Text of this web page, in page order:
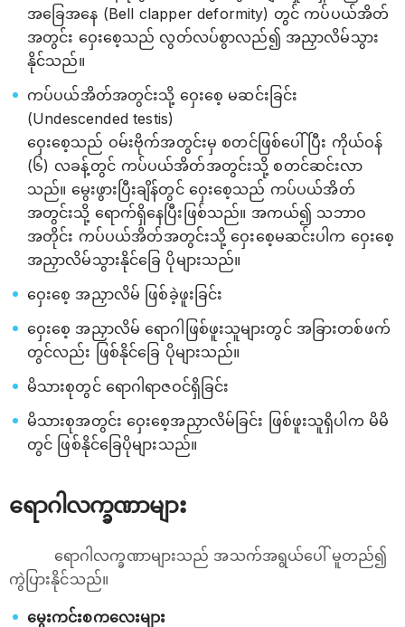
အခြေအနေ (Bell clapper deformity) တွင် ကပ်ပယ်အိတ်
အတွင်း ဝှေးစေ့သည် လွတ်လပ်စွာလည်၍ အညှာလိမ်သွား
နိုင်သည်။
ကပ်ပယ်အိတ်အတွင်းသို့ ဝှေးစေ့ မဆင်းခြင်း
(Undescended testis)
ဝှေးစေ့သည် ဝမ်းဗိုက်အတွင်းမှ စတင်ဖြစ်ပေါ်ပြီး ကိုယ်ဝန်
(၆) လခန့်တွင် ကပ်ပယ်အိတ်အတွင်းသို့ စတင်ဆင်းလာ
သည်။ မွေးဖွားပြီးချိန်တွင် ဝှေးစေ့သည် ကပ်ပယ်အိတ်
အတွင်းသို့ ရောက်ရှိနေပြီးဖြစ်သည်။ အကယ်၍ သဘာဝ
အတိုင်း ကပ်ပယ်အိတ်အတွင်းသို့ ဝှေးစေ့မဆင်းပါက ဝှေးစေ့
အညှာလိမ်သွားနိုင်ခြေ ပိုများသည်။
ဝှေးစေ့ အညှာလိမ် ဖြစ်ခဲ့ဖူးခြင်း
ဝှေးစေ့ အညှာလိမ် ရောဂါဖြစ်ဖူးသူများတွင် အခြားတစ်ဖက်
တွင်လည်း ဖြစ်နိုင်ခြေ ပိုများသည်။
မိသားစုတွင် ရောဂါရာဇဝင်ရှိခြင်း
မိသားစုအတွင်း ဝှေးစေ့အညှာလိမ်ခြင်း ဖြစ်ဖူးသူရှိပါက မိမိ
တွင် ဖြစ်နိုင်ခြေပိုများသည်။
ရောဂါလက္ခဏာများ
ရောဂါလက္ခဏာများသည် အသက်အရွယ်ပေါ် မူတည်၍
ကွဲပြားနိုင်သည်။
မွေးကင်းစကလေးများ